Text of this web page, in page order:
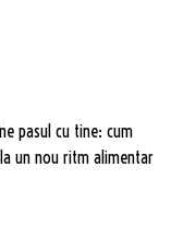
pasul cu tine: cum
un nou ritm alimentar